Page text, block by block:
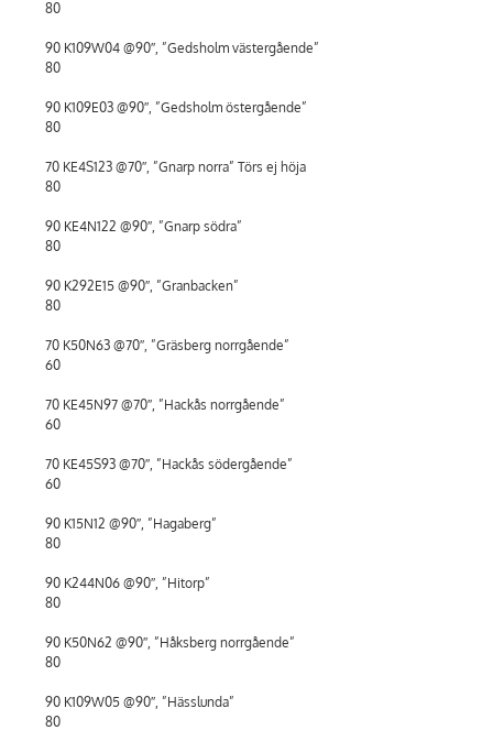
80
90 K109W04 @90″, ”Gedsholm västergående”
80
90 K109E03 @90″, ”Gedsholm östergående”
80
70 KE4S123 @70″, ”Gnarp norra” Törs ej höja
80
90 KE4N122 @90″, ”Gnarp södra”
80
90 K292E15 @90″, ”Granbacken”
80
70 K50N63 @70″, ”Gräsberg norrgående”
60
70 KE45N97 @70″, ”Hackås norrgående”
60
70 KE45S93 @70″, ”Hackås södergående”
60
90 K15N12 @90″, ”Hagaberg”
80
90 K244N06 @90″, ”Hitorp”
80
90 K50N62 @90″, ”Håksberg norrgående”
80
90 K109W05 @90″, ”Hässlunda”
80